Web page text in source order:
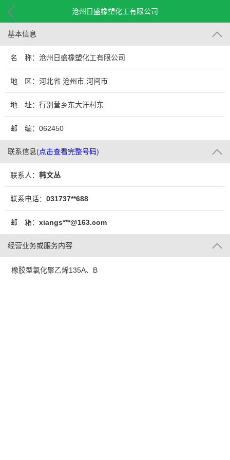
沧州日盛橡塑化工有限公司
基本信息
名 称：沧州日盛橡塑化工有限公司
地 区：河北省 沧州市 河间市
地 址：行别营乡东大汗村东
邮 编：062450
联系信息(点击查看完整号码)
联系人： 韩文丛
联系电话： 031737**688
邮 箱： xiangs***@163.com
经营业务或服务内容
橡胶型氯化聚乙烯135A、B